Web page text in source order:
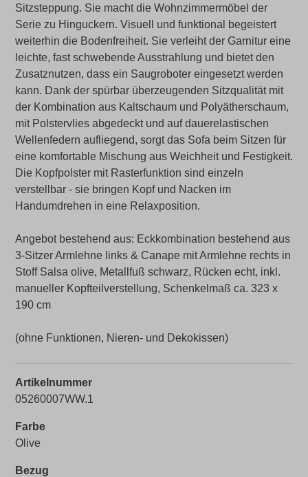
Sitzsteppung. Sie macht die Wohnzimmermöbel der
Serie zu Hinguckern. Visuell und funktional begeistert
weiterhin die Bodenfreiheit. Sie verleiht der Garnitur eine
leichte, fast schwebende Ausstrahlung und bietet den
Zusatznutzen, dass ein Saugroboter eingesetzt werden
kann. Dank der spürbar überzeugenden Sitzqualität mit
der Kombination aus Kaltschaum und Polyätherschaum,
mit Polstervlies abgedeckt und auf dauerelastischen
Wellenfedern aufliegend, sorgt das Sofa beim Sitzen für
eine komfortable Mischung aus Weichheit und Festigkeit.
Die Kopfpolster mit Rasterfunktion sind einzeln
verstellbar - sie bringen Kopf und Nacken im
Handumdrehen in eine Relaxposition.
Angebot bestehend aus: Eckkombination bestehend aus
3-Sitzer Armlehne links & Canape mit Armlehne rechts in
Stoff Salsa olive, Metallfuß schwarz, Rücken echt, inkl.
manueller Kopfteilverstellung, Schenkelmaß ca. 323 x
190 cm
(ohne Funktionen, Nieren- und Dekokissen)
Artikelnummer
05260007WW.1
Farbe
Olive
Bezug